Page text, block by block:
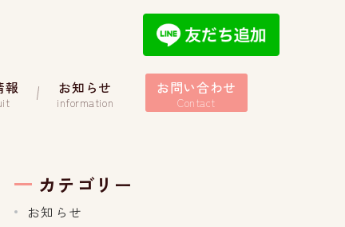
報 お知らせ
information
お問い合わせ
Contact
カテゴリー
お知らせ